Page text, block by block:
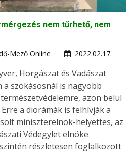
nem tűrhető, nem
Mező Online
2022.02.17.
Horgászat és Vadászat
szokásosnál is nagyobb
azon belül
a diorámák is felhívják a
miniszterelnök-helyettes, az
Védegylet elnöke
részletesen foglalkozott